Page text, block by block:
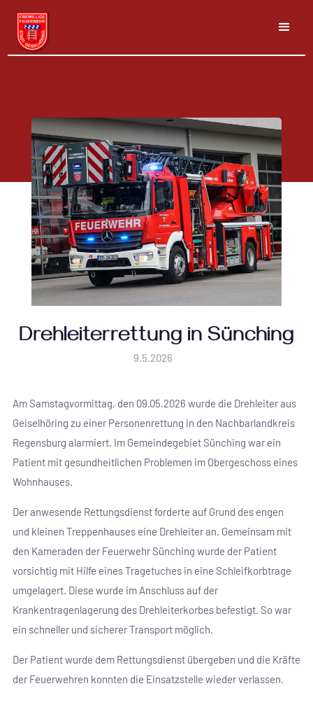
Drehleiterrettung in Sünching
9.5.2026
Am Samstagvormittag, den 09.05.2026 wurde die Drehleiter aus
Geiselhöring zu einer Personenrettung in den Nachbarlandkreis
Regensburg alarmiert. Im Gemeindegebiet Sünching war ein
Patient mit gesundheitlichen Problemen im Obergeschoss eines
Wohnhauses.
Der anwesende Rettungsdienst forderte auf Grund des engen
und kleinen Treppenhauses eine Drehleiter an. Gemeinsam mit
den Kameraden der Feuerwehr Sünching wurde der Patient
vorsichtig mit Hilfe eines Tragetuches in eine Schleifkorbtrage
umgelagert. Diese wurde im Anschluss auf der
Krankentragenlagerung des Drehleiterkorbes befestigt. So war
ein schneller und sicherer Transport möglich.
Der Patient wurde dem Rettungsdienst übergeben und die Kräfte
der Feuerwehren konnten die Einsatzstelle wieder verlassen.